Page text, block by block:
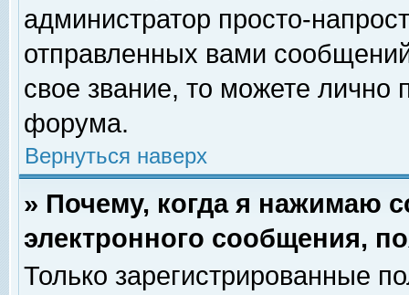
администратор просто-
отправленных вами
свое звание, то можете лично
форума.
Вернуться наверх
» Почему, когда я нажимаю
электронного сообщения,
Только зарегистрированные